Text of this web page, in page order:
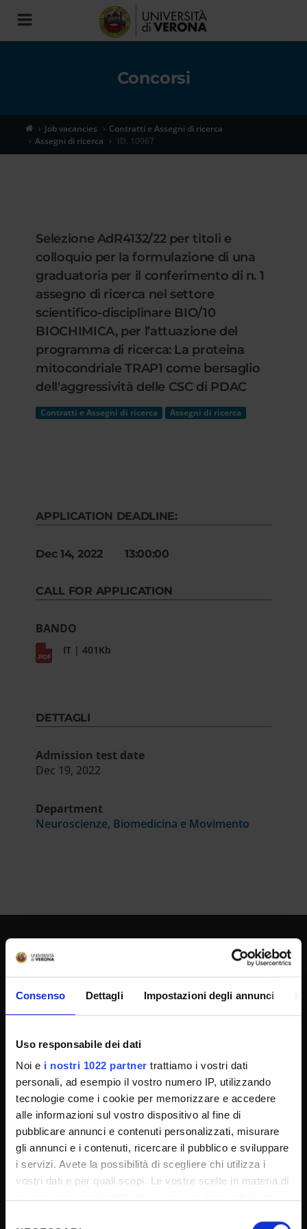
Consenso Dettagli Impostazioni degli annunci
Uso responsabile dei dati
Noi e i nostri 1022 partner trattiamo i vostri dati
personali, ad esempio il vostro numero IP, utilizzando
tecnologie come i cookie per memorizzare e accedere
alle informazioni sul vostro dispositivo al fine di
pubblicare annunci e contenuti personalizzati, misurare
gli annunci e i contenuti, ricercare il pubblico e sviluppare
i servizi. Avete la possibilità di scegliere chi utilizza i
vostri dati e per quali scopi. Le vostre scelte in materia di
Toggle
navigation
Concorsi
Job vacancies
Contratti e Assegni di ricerca
Assegni di ricerca
ID. 10967
Selezione AdR4132/22 per titoli e
colloquio per la formulazione di una
graduatoria per il conferimento di n. 1
assegno di ricerca nel settore
scientifico-disciplinare BIO/10
BIOCHIMICA, per l’attuazione del
programma di ricerca: La proteina
mitocondriale TRAP1 come bersaglio
dell'aggressività delle CSC di PDAC
Contratti e Assegni di ricerca Assegni di ricerca
APPLICATION DEADLINE:
Dec 14, 2022 13:00:00
CALL FOR APPLICATION
BANDO
IT | 401Kb
DETTAGLI
Admission test date
Dec 19, 2022
Department
Neuroscienze, Biomedicina e Movimento
UNIVERSITY SERVICES
Procurement
Notifications
Terms and conditions
Privacy policy
Cookie
Sponsorizzazioni e donazioni